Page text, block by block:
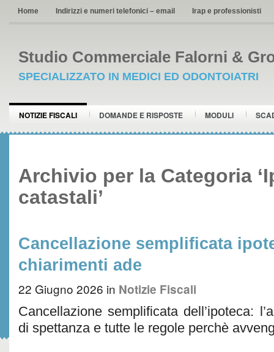
Home Indirizzi e numeri telefonici – email Irap e professionisti
Studio Commerciale Falorni &
SPECIALIZZATO IN MEDICI ED ODONTOIATRI
NOTIZIE FISCALI DOMANDE E RISPOSTE MODULI
Archivio per la Categoria
catastali’
Cancellazione semplificata
chiarimenti ade
22 Giugno 2026 in Notizie Fiscali
Cancellazione semplificata dell’ipoteca:
di spettanza e tutte le regole perchè